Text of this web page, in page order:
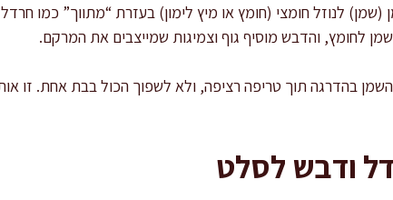
(שמן) לנוזל חומצי (חומץ או מיץ לימון) בעזרת “מתווך” כמו
לחומץ, והדבש מוסיף גוף וצמיגות שמייצבים את המרקם.
בהדרגה תוך טריפה רציפה, ולא לשפוך הכול בבת אחת. זו
ודבש לסלט